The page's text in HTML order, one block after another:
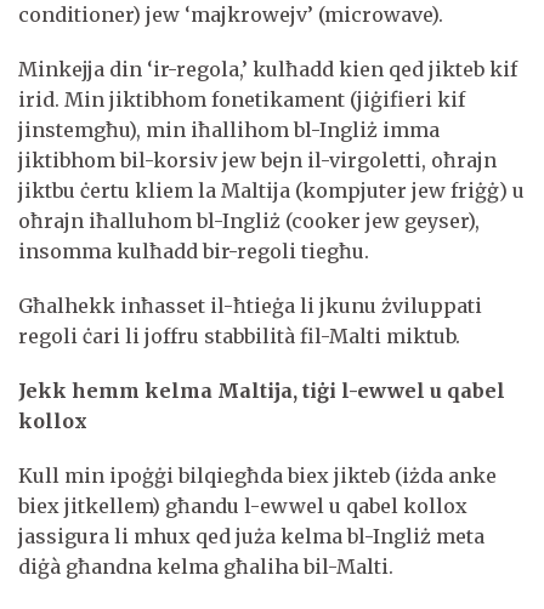
conditioner) jew ‘majkrowejv’ (microwave).
Minkejja din ‘ir-regola,’ kulħadd kien qed jikteb kif
irid. Min jiktibhom fonetikament (jiġifieri kif
jinstemgħu), min iħallihom bl-Ingliż imma
jiktibhom bil-korsiv jew bejn il-virgoletti, oħrajn
jiktbu ċertu kliem la Maltija (kompjuter jew friġġ) u
oħrajn iħalluhom bl-Ingliż (cooker jew geyser),
insomma kulħadd bir-regoli tiegħu.
Għalhekk inħasset il-ħtieġa li jkunu żviluppati
regoli ċari li joffru stabbilità fil-Malti miktub.
Jekk hemm kelma Maltija, tiġi l-ewwel u qabel
kollox
Kull min ipoġġi bilqiegħda biex jikteb (iżda anke
biex jitkellem) għandu l-ewwel u qabel kollox
jassigura li mhux qed juża kelma bl-Ingliż meta
diġà għandna kelma għaliha bil-Malti.